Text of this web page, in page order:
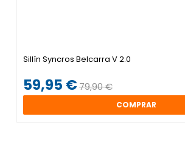
Sillín Syncros Belcarra V 2.0
59,95 €79,90 €
COMPRAR